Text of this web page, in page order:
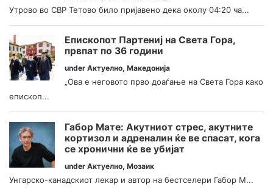
Утрово во СВР Тетово било пријавено дека околу 04:20 ча...
Епископот Партениј на Света Гора,
првпат по 36 години
under Актуелно, Македонија
„Ова е неговото прво доаѓање на Света Гора како
епископ...
Габор Мате: Акутниот стрес, акутните
кортизол и адреналин ќе ве спасат, кога
се хронични ќе ве убијат
under Актуелно, Мозаик
Унгарско-канадскиот лекар и автор на бестселери Габор М...